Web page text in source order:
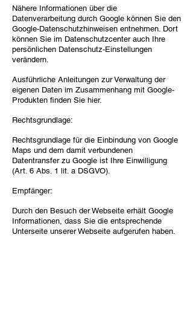
Nähere Informationen über die
Datenverarbeitung durch Google können Sie den
Google-Datenschutzhinweisen entnehmen. Dort
können Sie im Datenschutzcenter auch Ihre
persönlichen Datenschutz-Einstellungen
verändern.
Ausführliche Anleitungen zur Verwaltung der
eigenen Daten im Zusammenhang mit Google-
Produkten finden Sie hier.
Rechtsgrundlage:
Rechtsgrundlage für die Einbindung von Google
Maps und dem damit verbundenen
Datentransfer zu Google ist Ihre Einwilligung
(Art. 6 Abs. 1 lit. a DSGVO).
Empfänger:
Durch den Besuch der Webseite erhält Google
Informationen, dass Sie die entsprechende
Unterseite unserer Webseite aufgerufen haben.